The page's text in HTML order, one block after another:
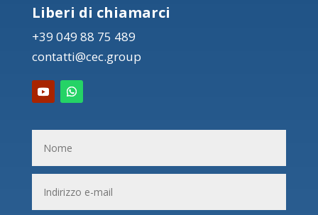
Liberi di chiamarci
+39 049 88 75 489
contatti@cec.group